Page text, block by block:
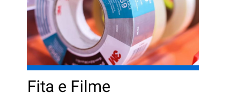
Fita e Filme